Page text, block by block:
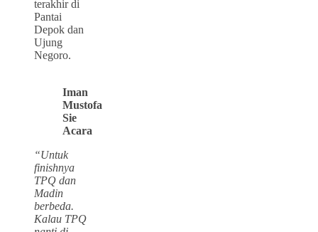
terakhir di
Pantai
Depok dan
Ujung
Negoro.
Iman
Mustofa
Sie
Acara
“Untuk
finishnya
TPQ dan
Madin
berbeda.
Kalau TPQ